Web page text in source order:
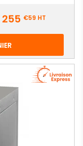
255 €59 HT